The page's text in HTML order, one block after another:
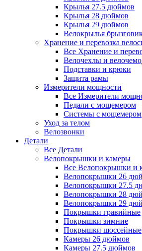
Крылья 27.5 дюймов
Крылья 28 дюймов
Крылья 29 дюймов
Велокрылья
Хранение и перевозка
Все Хранение и
Велочехлы и
Подставки и крюки
Защита рамы
Измерители мощности
Все Измерители
Педали с мощемером
Системы с мощемером
Уход за телом
Велозвонки
Детали
Все Детали
Велопокрышки и камеры
Все Велопокрышки и
Велопокрышки 26
Велопокрышки 27.5
Велопокрышки 28
Велопокрышки 29
Покрышки гравийные
Покрышки зимние
Покрышки шоссейные
Камеры 26 дюймов
Камеры 27.5 дюймов